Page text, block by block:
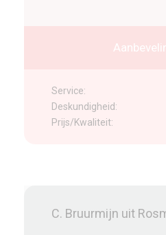
Service:
Deskundigheid:
Prijs/Kwaliteit:
C. Bruurmijn uit